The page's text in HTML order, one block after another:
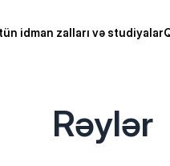
idman zalları və studiyalar
Rəylər